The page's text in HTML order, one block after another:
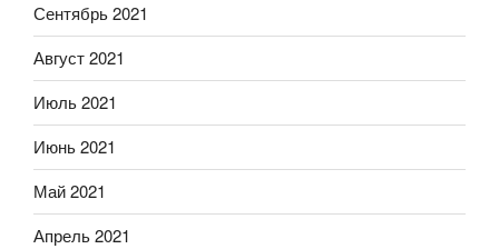
Сентябрь 2021
Август 2021
Июль 2021
Июнь 2021
Май 2021
Апрель 2021